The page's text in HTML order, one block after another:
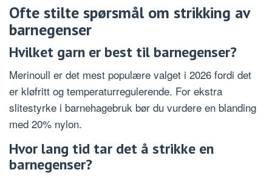
Ofte stilte spørsmål om strikking av
barnegenser
Hvilket garn er best til barnegenser?
Merinoull er det mest populære valget i 2026 fordi det
er kløfritt og temperaturregulerende. For ekstra
slitestyrke i barnehagebruk bør du vurdere en blanding
med 20% nylon.
Hvor lang tid tar det å strikke en
barnegenser?